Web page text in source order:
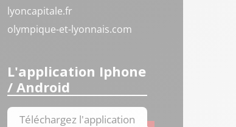
lyoncapitale.fr
olympique-et-lyonnais.com
L'application Iphone
/ Android
Téléchargez l'application